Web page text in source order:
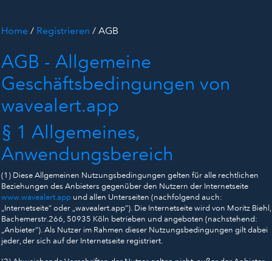
Home / Registrieren / AGB
AGB - Allgemeine
Geschäftsbedingungen von
wavealert.app
§ 1 Allgemeines,
Anwendungsbereich
(1) Diese Allgemeinen Nutzungsbedingungen gelten für alle rechtlichen
Beziehungen des Anbieters gegenüber den Nutzern der Internetseite
www.wavealert.app und allen Unterseiten (nachfolgend auch:
„Internetseite“ oder „wavealert.app“). Die Internetseite wird von Moritz Biehl,
Bachemerstr.266, 50935 Köln betrieben und angeboten (nachstehend:
„Anbieter“). Als Nutzer im Rahmen dieser Nutzungsbedingungen gilt dabei
jeder, der sich auf der Internetseite registriert.